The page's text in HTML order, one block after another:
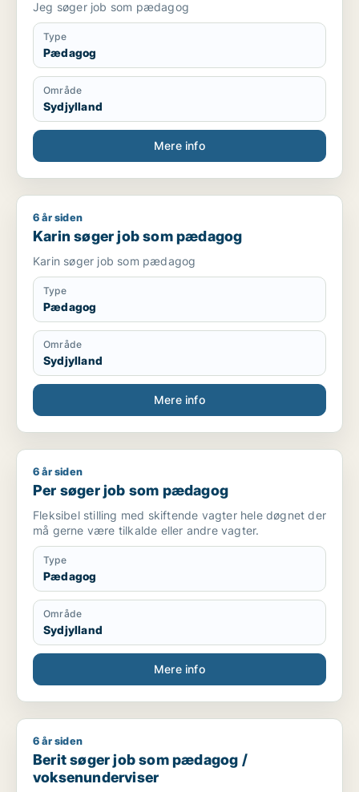
Jeg søger job som pædagog
Type
Pædagog
Område
Sydjylland
Mere info
Karin søger job som pædagog
6 år siden
Karin søger job som pædagog
Karin søger job som pædagog
Type
Pædagog
Område
Sydjylland
Mere info
Per søger job som pædagog
6 år siden
Per søger job som pædagog
Fleksibel stilling med skiftende vagter hele døgnet der
må gerne være tilkalde eller andre vagter.
Type
Pædagog
Område
Sydjylland
Mere info
Berit søger job som pædagog / voksenunderviser
6 år siden
Berit søger job som pædagog /
voksenunderviser